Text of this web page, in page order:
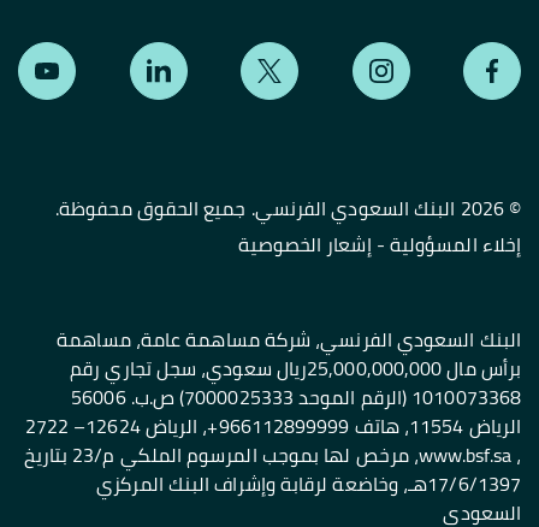
©2026 البنك السعودي الفرنسي. جميع الحقوق محفوظة.
إخلاء المسؤولية-إشعار الخصوصية
البنك السعودي الفرنسي، شركة مساهمة عامة، مساهمة
برأس مال 25,000,000,000ريال سعودي، سجل تجاري رقم
1010073368 (الرقم الموحد 7000025333) ص.ب. 56006
الرياض 11554، هاتف 966112899999+، الرياض 12624– 2722
، www.bsf.sa، مرخص لها بموجب المرسوم الملكي م/23 بتاريخ
17/6/1397هـ، وخاضعة لرقابة وإشراف البنك المركزي
السعودي